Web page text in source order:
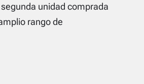
unidad comprada
rango de